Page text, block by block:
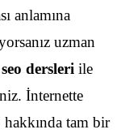
anlamına
uzman
seo dersleri ile
İnternette
tam bir